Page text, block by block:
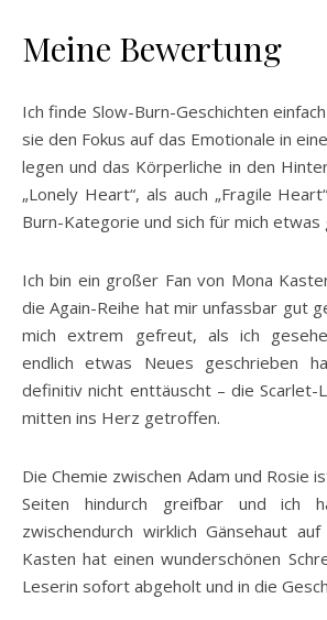
Meine Bewertung
Ich finde Slow-Burn-Geschichten
sie den Fokus auf das Emotionale in
legen und das Körperliche in den
„Lonely Heart“, als auch „Fragile
Burn-Kategorie und sich für mich etwas
Ich bin ein großer Fan von Mona
die Again-Reihe hat mir unfassbar gut
mich extrem gefreut, als ich
endlich etwas Neues geschrieben
definitiv nicht enttäuscht – die Scarlet-
mitten ins Herz getroffen.
Die Chemie zwischen Adam und Rosie
Seiten hindurch greifbar und ich
zwischendurch wirklich Gänsehaut
Kasten hat einen wunderschönen
Leserin sofort abgeholt und in die